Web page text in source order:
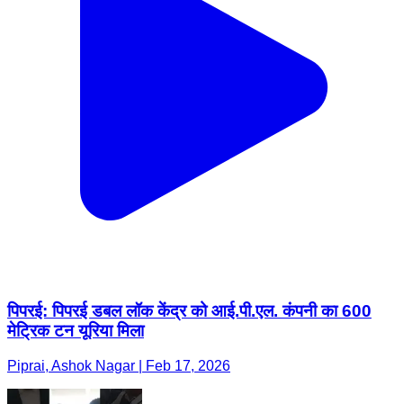
पिपरई: पिपरई डबल लॉक केंद्र को आई.पी.एल. कंपनी का 600
मेट्रिक टन यूरिया मिला
Piprai, Ashok Nagar | Feb 17, 2026